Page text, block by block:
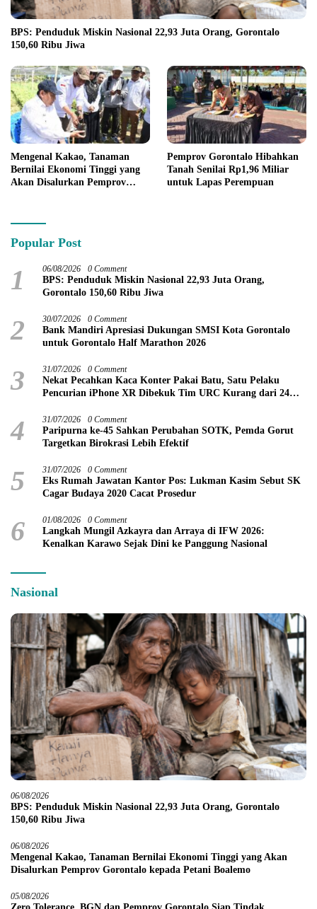
BPS: Penduduk Miskin Nasional 22,93 Juta Orang, Gorontalo
150,60 Ribu Jiwa
Mengenal Kakao, Tanaman
Bernilai Ekonomi Tinggi yang
Akan Disalurkan Pemprov
Pemprov Gorontalo Hibahkan
Tanah Senilai Rp1,96 Miliar
untuk Lapas Perempuan
Popular Post
1 06/08/2026 0 Comment
BPS: Penduduk Miskin Nasional 22,93 Juta Orang,
Gorontalo 150,60 Ribu Jiwa
2 30/07/2026 0 Comment
Bank Mandiri Apresiasi Dukungan SMSI Kota Gorontalo
untuk Gorontalo Half Marathon 2026
3 31/07/2026 0 Comment
Nekat Pecahkan Kaca Konter Pakai Batu, Satu Pelaku
Pencurian iPhone XR Dibekuk Tim URC Kurang dari 24
4 31/07/2026 0 Comment
Paripurna ke-45 Sahkan Perubahan SOTK, Pemda Gorut
Targetkan Birokrasi Lebih Efektif
5 31/07/2026 0 Comment
Eks Rumah Jawatan Kantor Pos: Lukman Kasim Sebut SK
Cagar Budaya 2020 Cacat Prosedur
6 01/08/2026 0 Comment
Langkah Mungil Azkayra dan Arraya di IFW 2026:
Kenalkan Karawo Sejak Dini ke Panggung Nasional
Nasional
06/08/2026
BPS: Penduduk Miskin Nasional 22,93 Juta Orang, Gorontalo
150,60 Ribu Jiwa
06/08/2026
Mengenal Kakao, Tanaman Bernilai Ekonomi Tinggi yang Akan
Disalurkan Pemprov Gorontalo kepada Petani Boalemo
05/08/2026
Zero Tolerance, BGN dan Pemprov Gorontalo Siap Tindak